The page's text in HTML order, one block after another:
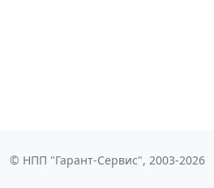
© НПП "Гарант-Сервис", 2003-2026